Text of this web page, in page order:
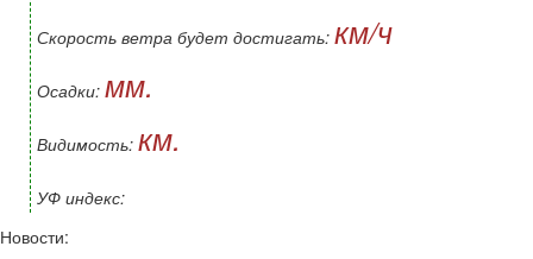
Скорость ветра будет достигать: км/ч
Осадки: мм.
Видимость: км.
УФ индекс:
Новости: